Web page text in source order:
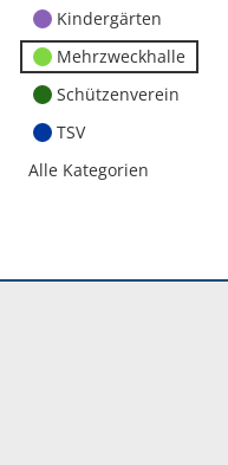
Kindergärten
Mehrzweckhalle
Schützenverein
TSV
Alle Kategorien